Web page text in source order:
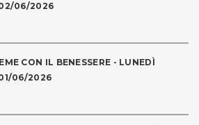
06/2026
CON IL BENESSERE - LUNEDÌ
06/2026